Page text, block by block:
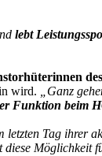
lebt
wird.
„Ganz
Funktion beim
letzten Tag ihrer
Möglichkeit